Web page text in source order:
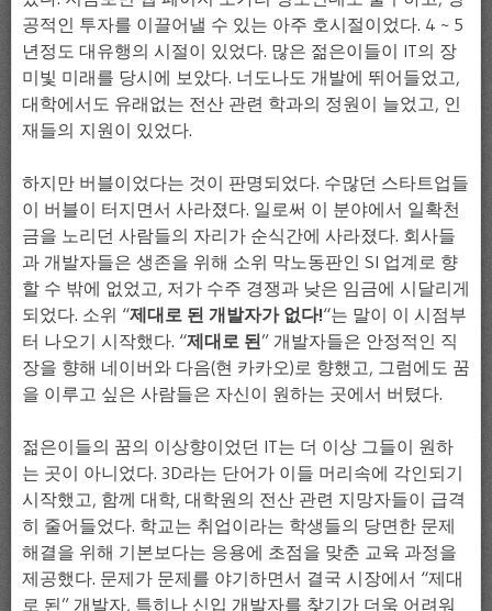
공적인 투자를 이끌어낼 수 있는 아주 호시절이었다. 4 ~ 5
년정도 대유행의 시절이 있었다. 많은 젊은이들이 IT의 장
미빛 미래를 당시에 보았다. 너도나도 개발에 뛰어들었고,
대학에서도 유래없는 전산 관련 학과의 정원이 늘었고, 인
재들의 지원이 있었다.
하지만 버블이었다는 것이 판명되었다. 수많던 스타트업들
이 버블이 터지면서 사라졌다. 일로써 이 분야에서 일확천
금을 노리던 사람들의 자리가 순식간에 사라졌다. 회사들
과 개발자들은 생존을 위해 소위 막노동판인 SI 업계로 향
할 수 밖에 없었고, 저가 수주 경쟁과 낮은 임금에 시달리게
되었다. 소위 “제대로 된 개발자가 없다!“는 말이 이 시점부
터 나오기 시작했다. “제대로 된” 개발자들은 안정적인 직
장을 향해 네이버와 다음(현 카카오)로 향했고, 그럼에도 꿈
을 이루고 싶은 사람들은 자신이 원하는 곳에서 버텼다.
젊은이들의 꿈의 이상향이었던 IT는 더 이상 그들이 원하
는 곳이 아니었다. 3D라는 단어가 이들 머리속에 각인되기
시작했고, 함께 대학, 대학원의 전산 관련 지망자들이 급격
히 줄어들었다. 학교는 취업이라는 학생들의 당면한 문제
해결을 위해 기본보다는 응용에 초점을 맞춘 교육 과정을
제공했다. 문제가 문제를 야기하면서 결국 시장에서 “제대
로 된” 개발자, 특히나 신입 개발자를 찾기가 더욱 어려워